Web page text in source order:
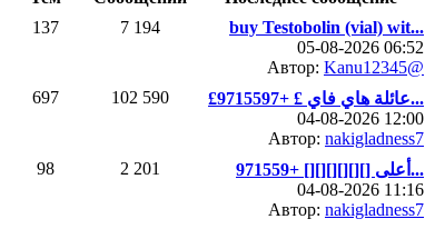
137 7 194
buy Testobolin (vial) wit...
05-08-2026 06:52
Автор: Kanu12345@
697 102 590
£عائلة هاي فاي £ +9715597...
04-08-2026 12:00
Автор: nakigladness7
98 2 201
أعلى [][][][][][] +971559...
04-08-2026 11:16
Автор: nakigladness7